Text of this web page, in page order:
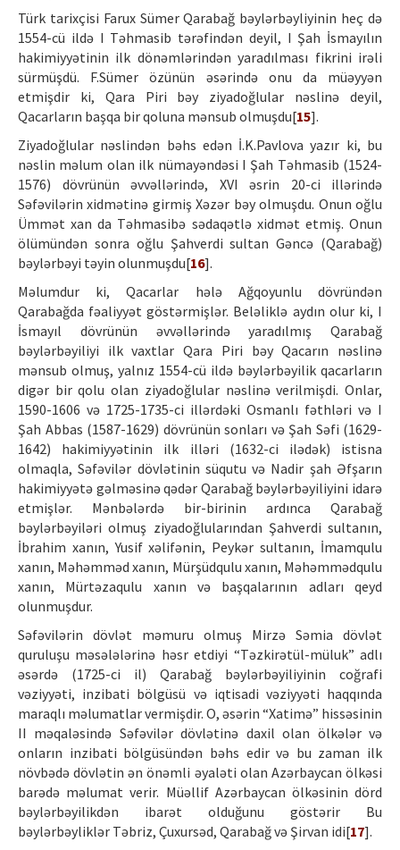
Türk tarixçisi Farux Sümer Qarabağ bəylərbəyliyinin heç də
1554-cü ildə I Təhmasib tərəfindən deyil, I Şah İsmayılın
hakimiyyətinin ilk dönəmlərindən yaradılması fikrini irəli
sürmüşdü. F.Sümer özünün əsərində onu da müəyyən
etmişdir ki, Qara Piri bəy ziyadoğlular nəslinə deyil,
Qacarların başqa bir qoluna mənsub olmuşdu[15].
Ziyadoğlular nəslindən bəhs edən İ.K.Pavlova yazır ki, bu
nəslin məlum olan ilk nümayəndəsi I Şah Təhmasib (1524-
1576) dövrünün əvvəllərində, XVI əsrin 20-ci illərində
Səfəvilərin xidmətinə girmiş Xəzər bəy olmuşdu. Onun oğlu
Ümmət xan da Təhmasibə sədaqətlə xidmət etmiş. Onun
ölümündən sonra oğlu Şahverdi sultan Gəncə (Qarabağ)
bəylərbəyi təyin olunmuşdu[16].
Məlumdur ki, Qacarlar hələ Ağqoyunlu dövründən
Qarabağda fəaliyyət göstərmişlər. Beləliklə aydın olur ki, I
İsmayıl dövrünün əvvəllərində yaradılmış Qarabağ
bəylərbəyiliyi ilk vaxtlar Qara Piri bəy Qacarın nəslinə
mənsub olmuş, yalnız 1554-cü ildə bəylərbəyilik qacarların
digər bir qolu olan ziyadoğlular nəslinə verilmişdi. Onlar,
1590-1606 və 1725-1735-ci illərdəki Osmanlı fəthləri və I
Şah Abbas (1587-1629) dövrünün sonları və Şah Səfi (1629-
1642) hakimiyyətinin ilk illəri (1632-ci ilədək) istisna
olmaqla, Səfəvilər dövlətinin süqutu və Nadir şah Əfşarın
hakimiyyətə gəlməsinə qədər Qarabağ bəylərbəyiliyini idarə
etmişlər. Mənbələrdə bir-birinin ardınca Qarabağ
bəylərbəyiləri olmuş ziyadoğlularından Şahverdi sultanın,
İbrahim xanın, Yusif xəlifənin, Peykər sultanın, İmamqulu
xanın, Məhəmməd xanın, Mürşüdqulu xanın, Məhəmmədqulu
xanın, Mürtəzaqulu xanın və başqalarının adları qeyd
olunmuşdur.
Səfəvilərin dövlət məmuru olmuş Mirzə Səmia dövlət
quruluşu məsələlərinə həsr etdiyi “Təzkirətül-müluk” adlı
əsərdə (1725-ci il) Qarabağ bəylərbəyiliyinin coğrafi
vəziyyəti, inzibati bölgüsü və iqtisadi vəziyyəti haqqında
maraqlı məlumatlar vermişdir. O, əsərin “Xatimə” hissəsinin
II məqaləsində Səfəvilər dövlətinə daxil olan ölkələr və
onların inzibati bölgüsündən bəhs edir və bu zaman ilk
növbədə dövlətin ən önəmli əyaləti olan Azərbaycan ölkəsi
barədə məlumat verir. Müəllif Azərbaycan ölkəsinin dörd
bəylərbəyilikdən ibarət olduğunu göstərir Bu
bəylərbəyliklər Təbriz, Çuxursəd, Qarabağ və Şirvan idi[17].